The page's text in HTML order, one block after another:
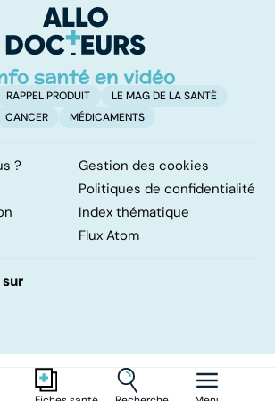
RAPPEL PRODUIT
LE MAG DE LA SANTÉ
CANCER
MÉDICAMENTS
?
Gestion des cookies
Politiques de confidentialité
Index thématique
Flux Atom